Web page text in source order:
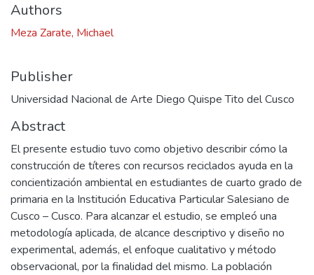
Authors
Meza Zarate, Michael
Publisher
Universidad Nacional de Arte Diego Quispe Tito del Cusco
Abstract
El presente estudio tuvo como objetivo describir cómo la
construcción de títeres con recursos reciclados ayuda en la
concientización ambiental en estudiantes de cuarto grado de
primaria en la Institución Educativa Particular Salesiano de
Cusco – Cusco. Para alcanzar el estudio, se empleó una
metodología aplicada, de alcance descriptivo y diseño no
experimental, además, el enfoque cualitativo y método
observacional, por la finalidad del mismo. La población